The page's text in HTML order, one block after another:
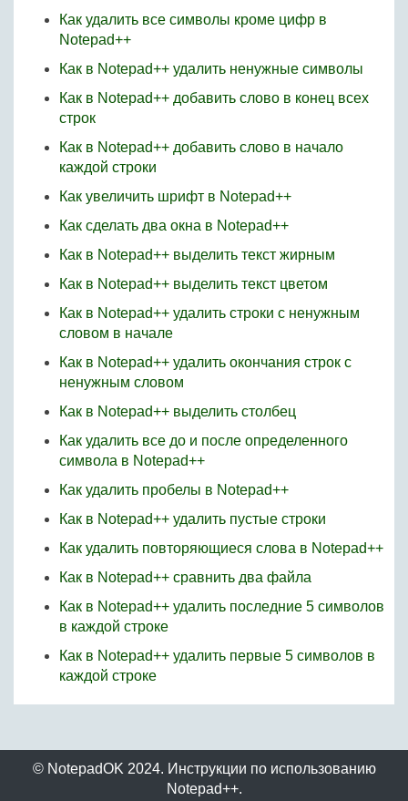
Как удалить все символы кроме цифр в
Notepad++
Как в Notepad++ удалить ненужные символы
Как в Notepad++ добавить слово в конец всех
строк
Как в Notepad++ добавить слово в начало
каждой строки
Как увеличить шрифт в Notepad++
Как сделать два окна в Notepad++
Как в Notepad++ выделить текст жирным
Как в Notepad++ выделить текст цветом
Как в Notepad++ удалить строки с ненужным
словом в начале
Как в Notepad++ удалить окончания строк с
ненужным словом
Как в Notepad++ выделить столбец
Как удалить все до и после определенного
символа в Notepad++
Как удалить пробелы в Notepad++
Как в Notepad++ удалить пустые строки
Как удалить повторяющиеся слова в Notepad++
Как в Notepad++ сравнить два файла
Как в Notepad++ удалить последние 5 символов
в каждой строке
Как в Notepad++ удалить первые 5 символов в
каждой строке
© NotepadOK 2024. Инструкции по использованию
Notepad++.